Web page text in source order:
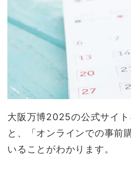
大阪万博2025の公式サイト
と、「オンラインでの事前
いることがわかります。